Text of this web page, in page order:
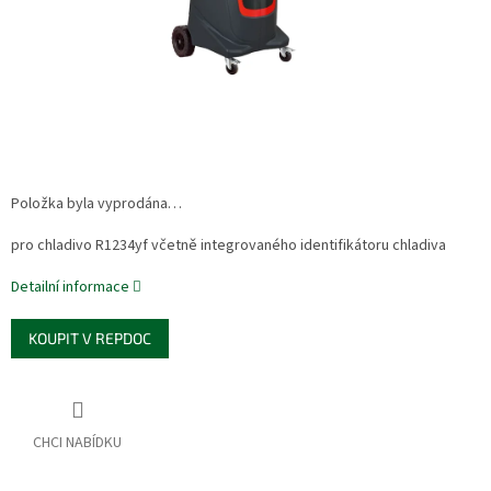
Položka byla vyprodána…
pro chladivo R1234yf včetně integrovaného identifikátoru chladiva
Detailní informace
KOUPIT V REPDOC